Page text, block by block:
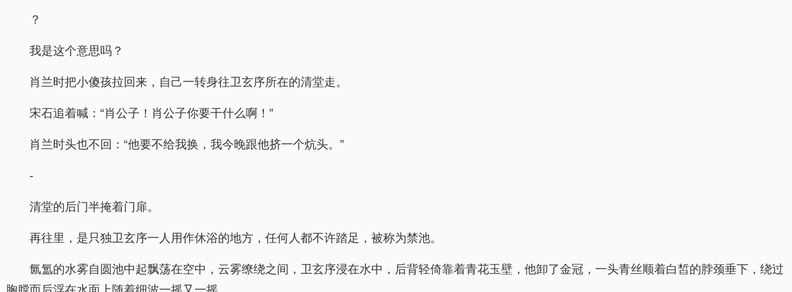
？
我是这个意思吗？
肖兰时把小傻孩拉回来，自己一转身往卫玄序所在的清堂走。
宋石追着喊：“肖公子！肖公子你要干什么啊！”
肖兰时头也不回：“他要不给我换，我今晚跟他挤一个炕头。”
-
清堂的后门半掩着门扉。
再往里，是只独卫玄序一人用作休浴的地方，任何人都不许踏足，被称为禁池。
氤氲的水雾自圆池中起飘荡在空中，云雾缭绕之间，卫玄序浸在水中，后背轻倚靠着青花玉壁，他卸了金冠，一头青丝顺着白皙的脖颈垂下，绕过